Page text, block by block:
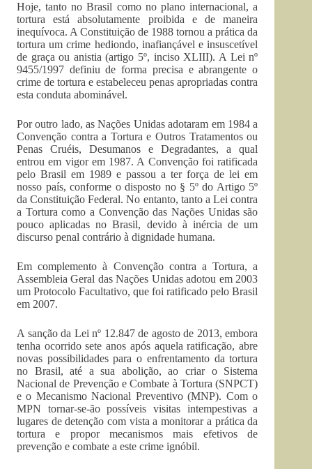
Hoje, tanto no Brasil como no plano internacional, a
tortura está absolutamente proibida e de maneira
inequívoca. A Constituição de 1988 tornou a prática da
tortura um crime hediondo, inafiançável e insuscetível
de graça ou anistia (artigo 5º, inciso XLIII). A Lei nº
9455/1997 definiu de forma precisa e abrangente o
crime de tortura e estabeleceu penas apropriadas contra
esta conduta abominável.
Por outro lado, as Nações Unidas adotaram em 1984 a
Convenção contra a Tortura e Outros Tratamentos ou
Penas Cruéis, Desumanos e Degradantes, a qual
entrou em vigor em 1987. A Convenção foi ratificada
pelo Brasil em 1989 e passou a ter força de lei em
nosso país, conforme o disposto no § 5º do Artigo 5º
da Constituição Federal. No entanto, tanto a Lei contra
a Tortura como a Convenção das Nações Unidas são
pouco aplicadas no Brasil, devido à inércia de um
discurso penal contrário à dignidade humana.
Em complemento à Convenção contra a Tortura, a
Assembleia Geral das Nações Unidas adotou em 2003
um Protocolo Facultativo, que foi ratificado pelo Brasil
em 2007.
A sanção da Lei nº 12.847 de agosto de 2013, embora
tenha ocorrido sete anos após aquela ratificação, abre
novas possibilidades para o enfrentamento da tortura
no Brasil, até a sua abolição, ao criar o Sistema
Nacional de Prevenção e Combate à Tortura (SNPCT)
e o Mecanismo Nacional Preventivo (MNP). Com o
MPN tornar-se-ão possíveis visitas intempestivas a
lugares de detenção com vista a monitorar a prática da
tortura e propor mecanismos mais efetivos de
prevenção e combate a este crime ignóbil.